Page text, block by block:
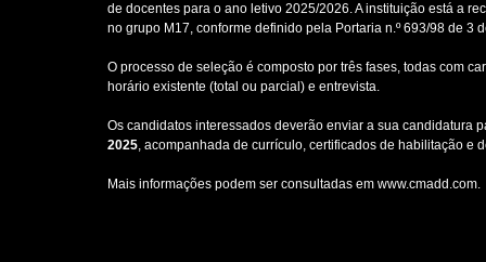
de docentes para o ano letivo 2025/2026. A instituição está a
no grupo M17, conforme definido pela Portaria n.º 693/98 de 3
O processo de seleção é composto por três fases, todas com
horário existente (total ou parcial) e entrevista.
Os candidatos interessados deverão enviar a sua candidatura
2025, acompanhada de currículo, certificados de habilitação e
Mais informações podem ser consultadas em www.cmadd.com.